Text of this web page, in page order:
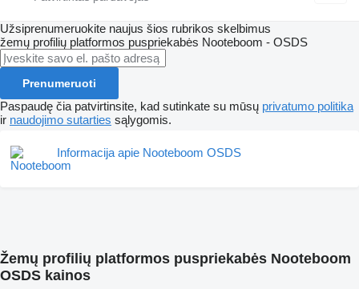
Užsiprenumeruokite naujus šios rubrikos skelbimus
žemų profilių platformos puspriekabės Nooteboom - OSDS
Prenumeruoti
Paspaudę čia patvirtinsite, kad sutinkate su mūsų privatumo politika
ir naudojimo sutarties sąlygomis.
Informacija apie Nooteboom OSDS
Žemų profilių platformos puspriekabės Nooteboom
OSDS kainos